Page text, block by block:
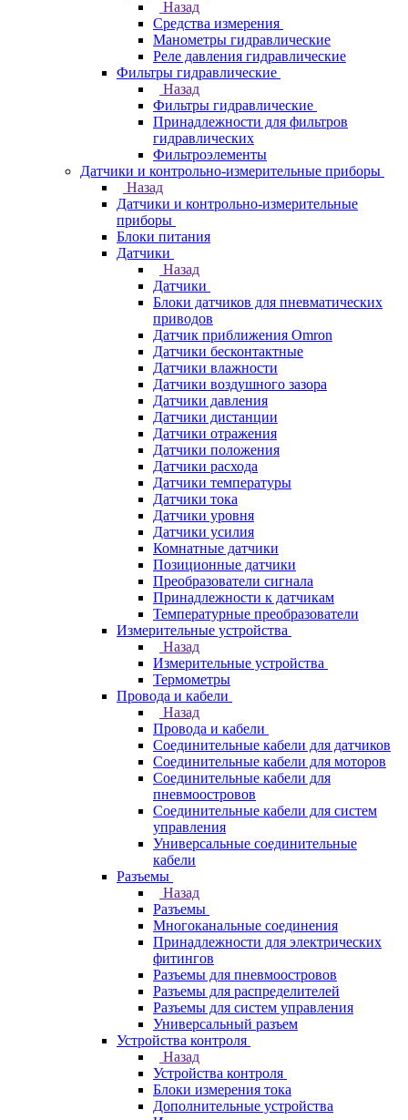
Назад
Средства измерения
Манометры гидравлические
Реле давления гидравлические
Фильтры гидравлические
Назад
Фильтры гидравлические
Принадлежности для фильтров
гидравлических
Фильтроэлементы
Датчики и контрольно-измерительные приборы
Назад
Датчики и контрольно-измерительные
приборы
Блоки питания
Датчики
Назад
Датчики
Блоки датчиков для пневматических
приводов
Датчик приближения Omron
Датчики бесконтактные
Датчики влажности
Датчики воздушного зазора
Датчики давления
Датчики дистанции
Датчики отражения
Датчики положения
Датчики расхода
Датчики температуры
Датчики тока
Датчики уровня
Датчики усилия
Комнатные датчики
Позиционные датчики
Преобразователи сигнала
Принадлежности к датчикам
Температурные преобразователи
Измерительные устройства
Назад
Измерительные устройства
Термометры
Провода и кабели
Назад
Провода и кабели
Соединительные кабели для датчиков
Соединительные кабели для моторов
Соединительные кабели для
пневмоостровов
Соединительные кабели для систем
управления
Универсальные соединительные
кабели
Разъемы
Назад
Разъемы
Многоканальные соединения
Принадлежности для электрических
фитингов
Разъемы для пневмоостровов
Разъемы для распределителей
Разъемы для систем управления
Универсальный разъем
Устройства контроля
Назад
Устройства контроля
Блоки измерения тока
Дополнительные устройства